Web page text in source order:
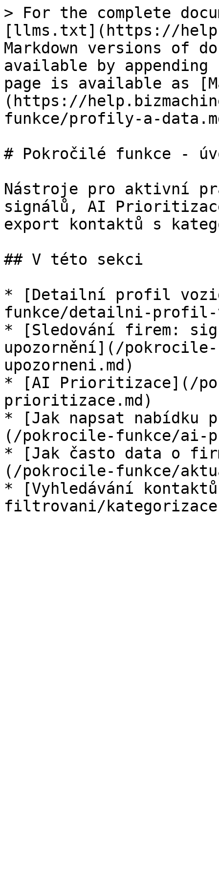
> For the complete
[llms.txt](https://
Markdown versions of
available by
page is available as
(https://
funkce/profily-a-
# Pokročilé funkce -
Nástroje pro aktivní
signálů, AI
export kontaktů s
## V této sekci
* [Detailní profil
funkce/detailni-profil-
* [Sledování firem:
upozornění](/
upozorneni.md)
* [AI Prioritizace](/
prioritizace.md)
* [Jak napsat
(/pokrocile-funkce/
* [Jak často data o
(/pokrocile-funkce/
* [Vyhledávání